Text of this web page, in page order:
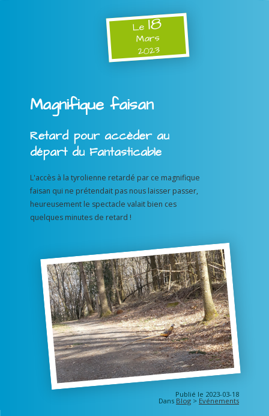
Le18
Mars
2023
Magnifique faisan
Retard pour accèder au
départ du Fantasticable
L'accès à la tyrolienne retardé par ce magnifique
faisan qui ne prétendait pas nous laisser passer,
heureusement le spectacle valait bien ces
quelques minutes de retard !
Publié le 2023-03-18
Dans Blog > Evénements